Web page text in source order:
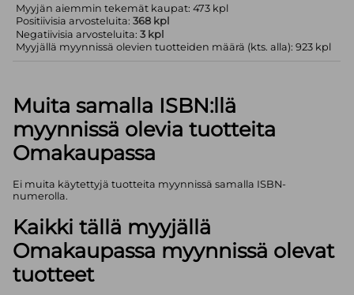
Myyjän aiemmin tekemät kaupat: 473 kpl
Positiivisia arvosteluita:368 kpl
Negatiivisia arvosteluita:3 kpl
Myyjällä myynnissä olevien tuotteiden määrä (kts. alla): 923 kpl
Muita samalla ISBN:llä
myynnissä olevia tuotteita
Omakaupassa
Ei muita käytettyjä tuotteita myynnissä samalla ISBN-
numerolla.
Kaikki tällä myyjällä
Omakaupassa myynnissä olevat
tuotteet